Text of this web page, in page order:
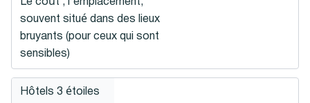
Le coût ; l'emplacement,
souvent situé dans des lieux
bruyants (pour ceux qui sont
sensibles)
Hôtels 3 étoiles